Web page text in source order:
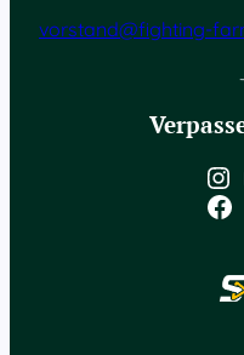
vorstand@fighting-